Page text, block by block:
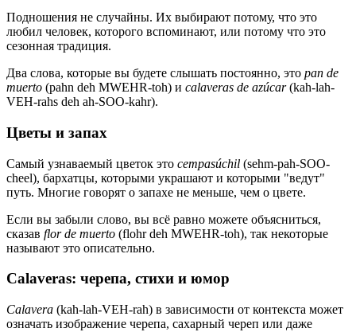
Подношения не случайны. Их выбирают потому, что это
любил человек, которого вспоминают, или потому что это
сезонная традиция.
Два слова, которые вы будете слышать постоянно, это pan de
muerto (pahn deh MWEHR-toh) и calaveras de azúcar(kah-lah-
VEH-rahs deh ah-SOO-kahr).
Цветы и запах
Самый узнаваемый цветок это cempasúchil (sehm-pah-SOO-
cheel), бархатцы, которыми украшают и которыми "ведут"
путь. Многие говорят о запахе не меньше, чем о цвете.
Если вы забыли слово, вы всё равно можете объясниться,
сказав flor de muerto (flohr deh MWEHR-toh), так некоторые
называют это описательно.
Calaveras: черепа, стихи и юмор
Calavera (kah-lah-VEH-rah) в зависимости от контекста может
означать изображение черепа, сахарный череп или даже